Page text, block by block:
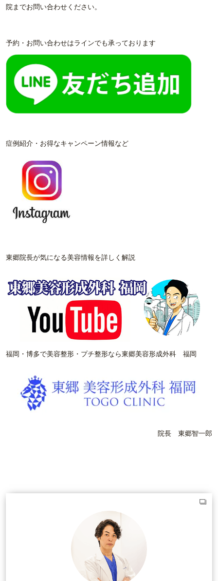
院までお問い合わせください。
予約・お問い合わせはラインでも承っております
症例紹介・お得なキャンペーン情報など
東郷院長が気になる美容情報を詳しく解説
福岡・博多で美容整形・プチ整形なら東郷美容形成外科 福岡
院長 東郷智一郎